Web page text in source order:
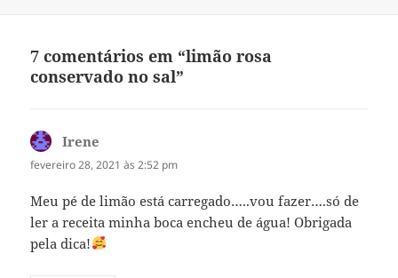
7 comentários em “limão rosa
conservado no sal”
Irene
fevereiro 28, 2021 às 2:52 pm
Meu pé de limão está carregado…..vou fazer….só de
ler a receita minha boca encheu de água! Obrigada
pela dica!